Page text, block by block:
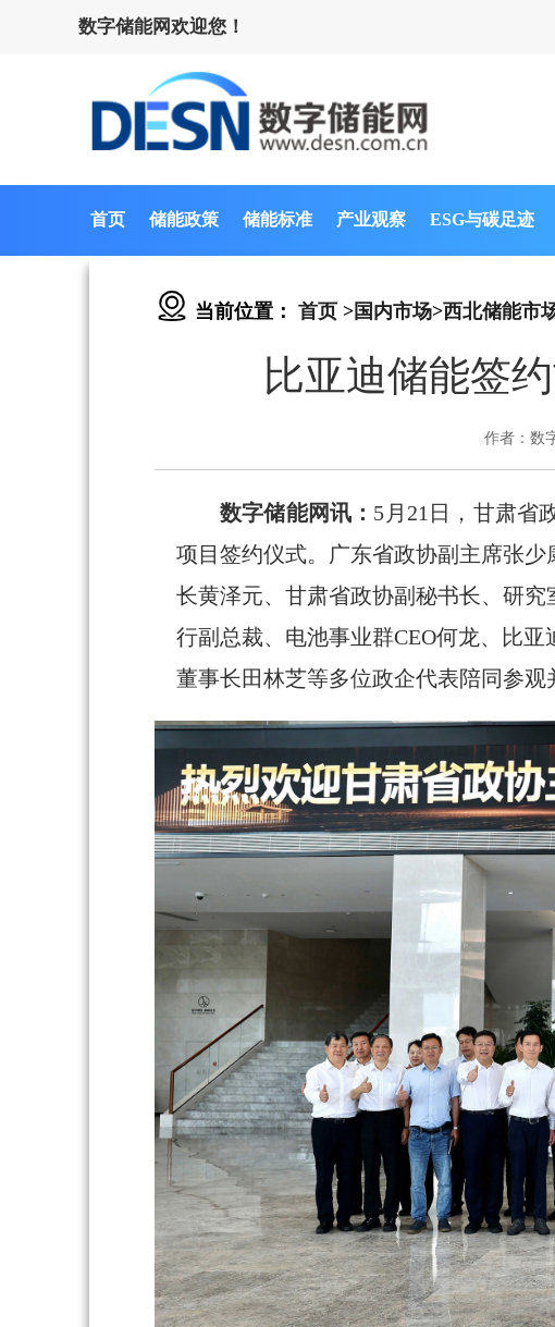
数字储能网欢迎您！
首页 储能政策 储能标准 产业观察 ESG与碳足迹
当前位置： 首页 >国内市场>西北储能市
比亚迪储能签
作者：数
数字储能网讯： 5月21日，甘肃省
项目签约仪式。广东省政协副主席张
长黄泽元、甘肃省政协副秘书长、研
行副总裁、电池事业群CEO何龙、比
董事长田林芝等多位政企代表陪同参观